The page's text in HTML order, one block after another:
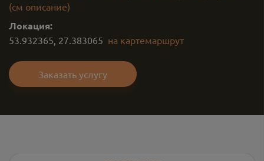
(см описание)
Локация:
53.932365, 27.383065 на картемаршрут
Заказать услугу